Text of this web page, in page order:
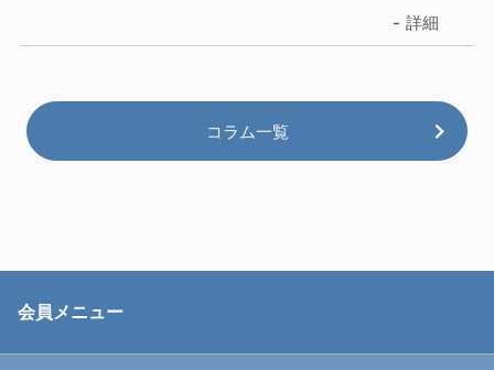
詳細
コラム一覧
会員メニュー